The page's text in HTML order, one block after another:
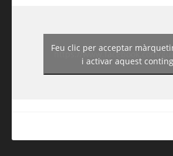
https://www.facebook.com/
Feu clic per acceptar
i activar aquest